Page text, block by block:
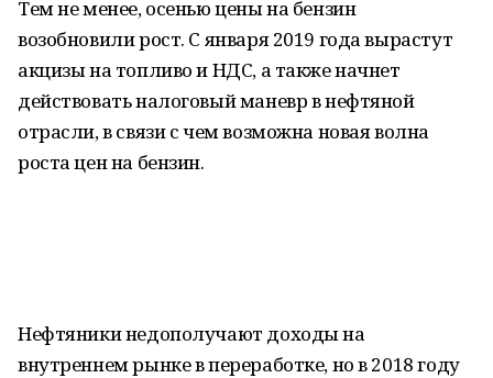
Тем не менее, осенью цены на бензин
возобновили рост. С января 2019 года вырастут
акцизы на топливо и НДС, а также начнет
действовать налоговый маневр в нефтяной
отрасли, в связи с чем возможна новая волна
роста цен на бензин.
Нефтяники недополучают доходы на
внутреннем рынке в переработке, но в 2018 году